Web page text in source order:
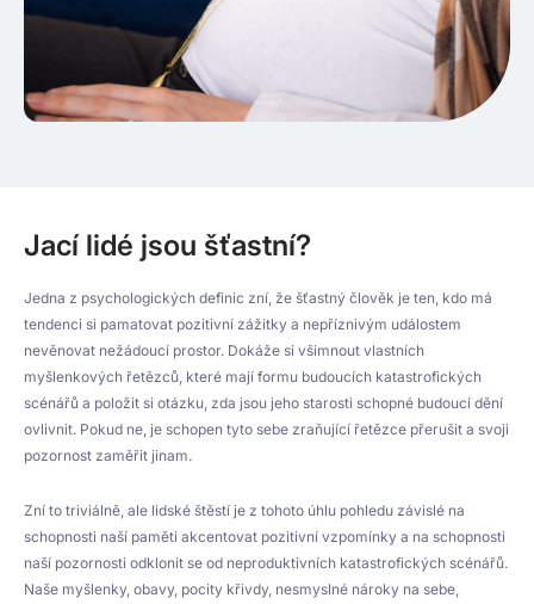
Jací lidé jsou šťastní?
Jedna z psychologických definic zní, že šťastný člověk je ten, kdo má
tendenci si pamatovat pozitivní zážitky a nepříznivým událostem
nevěnovat nežádoucí prostor. Dokáže si všimnout vlastních
myšlenkových řetězců, které mají formu budoucích katastrofických
scénářů a položit si otázku, zda jsou jeho starosti schopné budoucí dění
ovlivnit. Pokud ne, je schopen tyto sebe zraňující řetězce přerušit a svoji
pozornost zaměřit jinam.
Zní to triviálně, ale lidské štěstí je z tohoto úhlu pohledu závislé na
schopnosti naší paměti akcentovat pozitivní vzpomínky a na schopnosti
naší pozornosti odklonit se od neproduktivních katastrofických scénářů.
Naše myšlenky, obavy, pocity křivdy, nesmyslné nároky na sebe,